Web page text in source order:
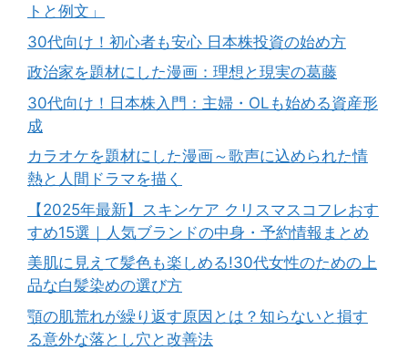
トと例文」
30代向け！初心者も安心 日本株投資の始め方
政治家を題材にした漫画：理想と現実の葛藤
30代向け！日本株入門：主婦・OLも始める資産形
成
カラオケを題材にした漫画～歌声に込められた情
熱と人間ドラマを描く
【2025年最新】スキンケア クリスマスコフレおす
すめ15選｜人気ブランドの中身・予約情報まとめ
美肌に見えて髪色も楽しめる!30代女性のための上
品な白髪染めの選び方
顎の肌荒れが繰り返す原因とは？知らないと損す
る意外な落とし穴と改善法